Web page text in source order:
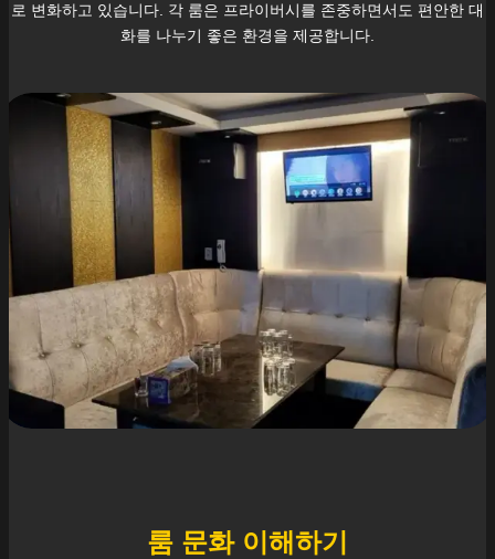
로 변화하고 있습니다. 각 룸은 프라이버시를 존중하면서도 편안한 대
화를 나누기 좋은 환경을 제공합니다.
룸 문화 이해하기